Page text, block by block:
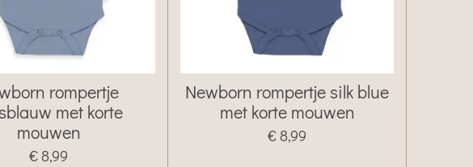
rompertje
met korte
mouwen
€ 8,99
Newborn rompertje silk blue
met korte mouwen
€ 8,99